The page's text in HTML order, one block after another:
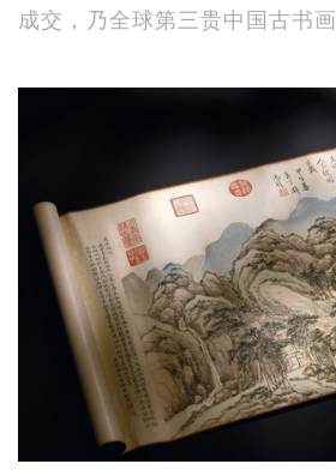
成交，乃全球第三贵中国古书画